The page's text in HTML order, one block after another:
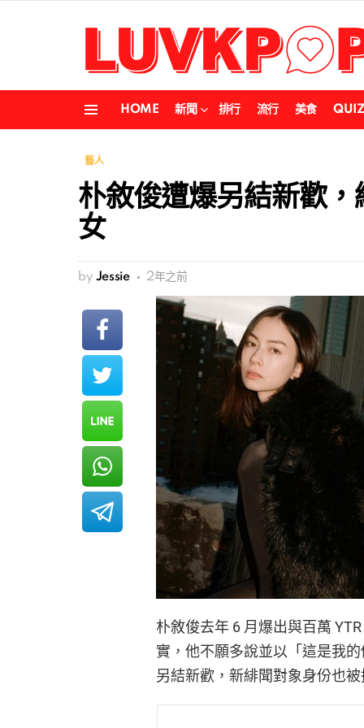
HOME 新聞 排行 流行 美食
藝人
朴敘俊遭爆另結新歡
女
by Jessie 2年之前
朴敘俊去年 6 月爆出與百萬
實，他不願多說並以「這是我
另結新歡，新緋聞對象身份也